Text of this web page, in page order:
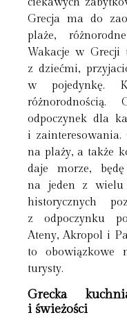
Grecja ma do
plaże,
Wakacje w Grecji
z dziećmi,
w pojedynkę.
odpoczynek dla
i zainteresowania.
na plaży, a także
daje morze,
na jeden z wielu
historycznych
z odpoczynku
Ateny, Akropol i
to obowiązkowe
turysty.
Grecka
i świeżości